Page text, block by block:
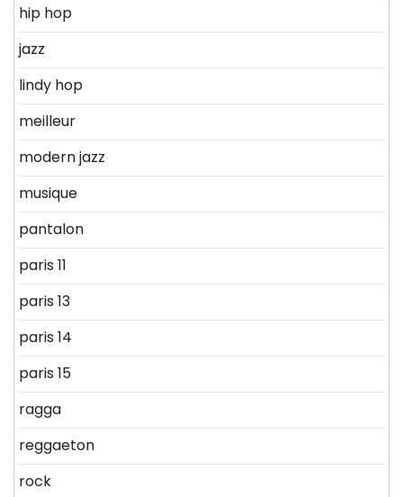
hip hop
jazz
lindy hop
meilleur
modern jazz
musique
pantalon
paris 11
paris 13
paris 14
paris 15
ragga
reggaeton
rock